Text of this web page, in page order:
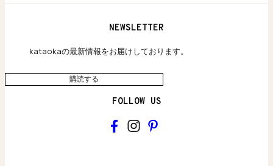
アクセシビリティ方針
NEWSLETTER
kataokaの最新情報をお届けしております。
購読する
FOLLOW US